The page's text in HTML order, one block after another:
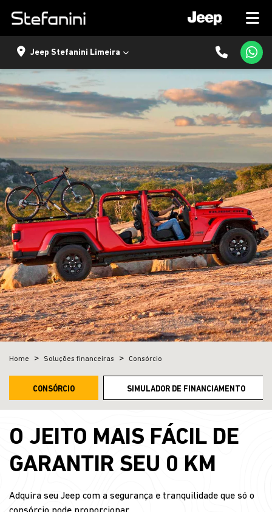
Jeep Stefanini Limeira
Home Soluções financeiras Consórcio
SIMULADOR DE FINANCIAMENTO
CONSÓRCIO
O JEITO MAIS FÁCIL DE
GARANTIR SEU 0 KM
Adquira seu Jeep com a segurança e tranquilidade que só o